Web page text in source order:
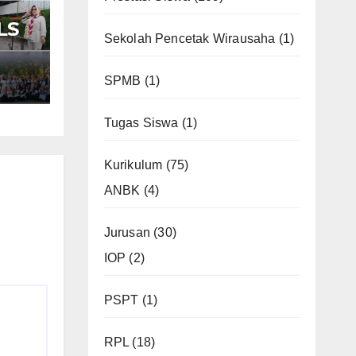
Sekolah Pencetak Wirausaha (1)
SPMB (1)
Tugas Siswa (1)
Kurikulum (75)
ANBK (4)
Jurusan (30)
IOP (2)
PSPT (1)
RPL (18)